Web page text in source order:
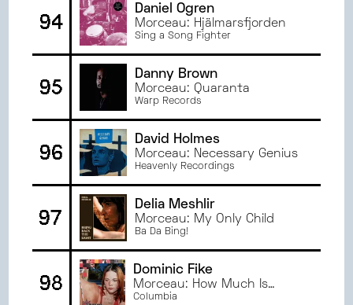
94
Daniel Ögren
Morceau: Hjälmarsfjorden
Sing a Song Fighter
95
Danny Brown
Morceau: Quaranta
Warp Records
96
David Holmes
Morceau: Necessary Genius
Heavenly Recordings
97
Delia Meshlir
Morceau: My Only Child
Ba Da Bing!
98
Dominic Fike
Morceau: How Much Is
Weed?
Columbia